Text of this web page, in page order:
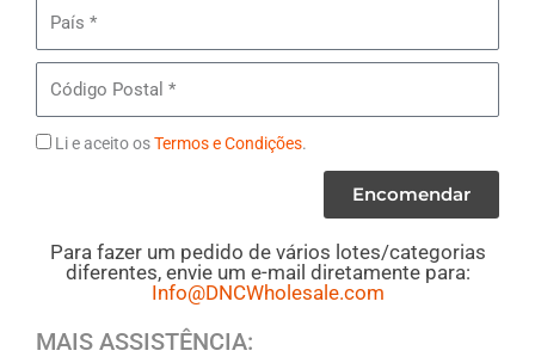
Termos
Li e aceito osTermos e Condições.
Encomendar
Para fazer um pedido de vários lotes/categorias
diferentes, envie um e-mail diretamente para:
Info@DNCWholesale.com
MAIS ASSISTÊNCIA: